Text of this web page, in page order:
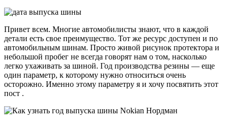
Привет всем. Многие автомобилисты знают, что в каждой
детали есть свое преимущество. Тот же ресурс доступен и по
автомобильным шинам. Просто живой рисунок протектора и
небольшой пробег не всегда говорят нам о том, насколько
легко ухаживать за шиной. Год производства резины — еще
один параметр, к которому нужно относиться очень
осторожно. Именно этому параметру я и хочу посвятить этот
пост .